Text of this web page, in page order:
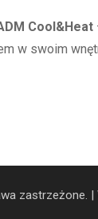
Cool&Heat
w swoim
zastrzeżone. |